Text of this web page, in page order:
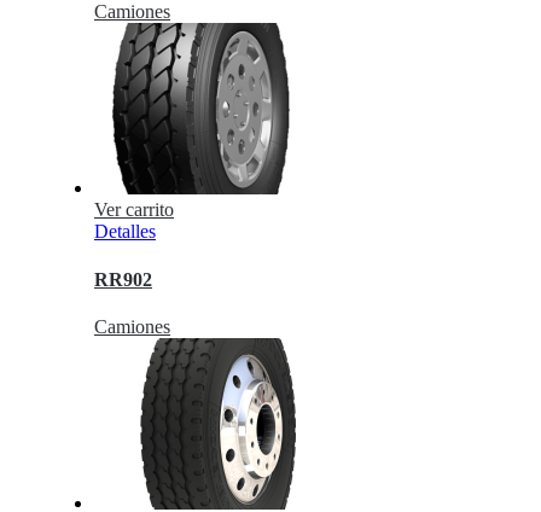
Camiones
Ver carrito
Detalles
RR902
Camiones